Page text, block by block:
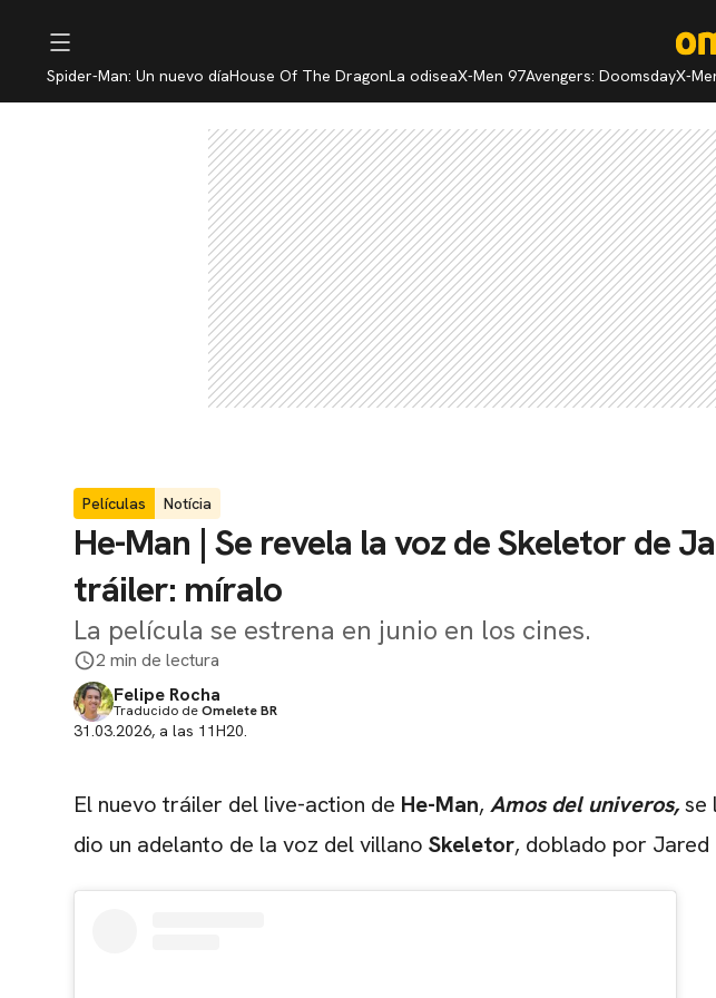
Spider-Man: Un nuevo díaHouse Of The DragonLa odiseaX-Men 97Avengers: DoomsdayX-
Películas Notícia
He-Man | Se revela la voz de Skeletor de
tráiler: míralo
La película se estrena en junio en los cines.
2 min de lectura
Felipe Rocha
Traducido deOmelete BR
31.03.2026, a las 11H20.
El nuevo tráiler del live-action de He-Man, Amos del univeros,se
dio un adelanto de la voz del villano Skeletor, doblado por Jared